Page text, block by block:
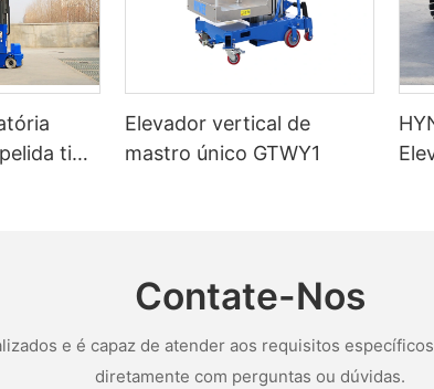
tipo
Elevador vertical de
mastro único GTWY1
Contate-Nos
e é capaz de atender aos requisitos
diretamente com perguntas ou dúvidas.